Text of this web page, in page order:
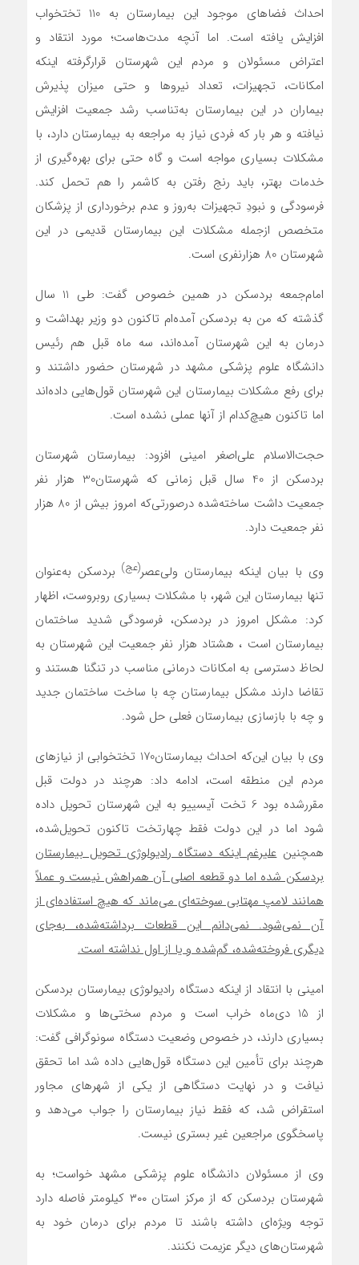
احداث فضاهای موجود این بیمارستان به 110 تختخواب
افزایش یافته است. اما آنچه مدت‌هاست؛ مورد انتقاد و
اعتراض مسئولان و مردم این شهرستان قرارگرفته این‏که
امکانات، تجهیزات، تعداد نیروها و حتی میزان پذیرش
بیماران در این بیمارستان به‌تناسب رشد جمعیت افزایش
نیافته و هر بار که فردی نیاز به مراجعه به بیمارستان دارد، با
مشکلات بسیاری مواجه است و گاه حتی برای بهره‌گیری از
خدمات بهتر، باید رنج رفتن به کاشمر را هم تحمل کند.
فرسودگی و نبودِ تجهیزات به‌روز و عدم برخورداری از پزشکان
متخصص ازجمله مشکلات این بیمارستان قدیمی در این
شهرستان 80 هزارنفری است.
امام‌جمعه بردسکن در همین خصوص گفت: طی 11 سال
گذشته که من به بردسکن آمده‌ام تاکنون دو وزیر بهداشت و
درمان به این شهرستان آمده‌اند، سه ماه قبل هم رئیس
دانشگاه علوم پزشکی مشهد در شهرستان حضور داشتند و
برای رفع مشکلات بیمارستان این شهرستان قول‌هایی داده‌اند
اما تاکنون هیچ‌کدام از آنها عملی نشده است.
حجت‌الاسلام علی‌اصغر امینی افزود: بیمارستان شهرستان
بردسکن از 40 سال قبل زمانی که شهرستان30 هزار نفر
جمعیت داشت ساخته‌شده درصورتی‌که امروز بیش از 80 هزار
نفر جمعیت دارد.
وی با بیان این‏که بیمارستان ولی‌عصر(عج) بردسكن به‌عنوان
تنها بيمارستان اين شهر، با مشكلات بسياری روبروست، اظهار
کرد: مشکل امروز در بردسکن، فرسودگی شدید ساختمان
بیمارستان است ، هشتاد هزار نفر جمعیت این شهرستان به
لحاظ دسترسی به امکانات درمانی مناسب در تنگنا هستند و
تقاضا دارند مشکل بیمارستان چه با ساخت ساختمان جدید
و چه با بازسازی بیمارستان فعلی حل شود.
وی با بیان این‌که احداث بیمارستان170 تختخوابی از نیازهای
مردم این منطقه است، ادامه داد: هرچند در دولت قبل
مقررشده بود 6 تخت آی‏سی‏یو به این شهرستان تحویل داده
شود اما در این دولت فقط چهارتخت تاکنون تحویل‌شده،
هم‏چنینعلی‏رغم این‏که دستگاه رادیولوژی تحویل بیمارستان
بردسکن شده اما دو قطعه اصلی آن همراهش نیست و عملاً
همانند لامپ مهتابی سوخته‌ای می‌ماند که هیچ استفاده‌ای از
آن نمی‌شود. نمی‌دانم این قطعات برداشته‌شده، به‌جای
دیگری فروخته‌شده، گم‌شده و یا از اول نداشته است.
امینی با انتقاد از این‏که دستگاه رادیولوژی بیمارستان بردسکن
از 15 دی‌ماه خراب است و مردم سختی‌ها و مشکلات
بسیاری دارند، در خصوص وضعیت دستگاه سونوگرافی گفت:
هرچند برای تأمین این دستگاه قول‌هایی داده شد اما تحقق
نیافت و در نهایت دستگاهی از یکی از شهرهای مجاور
استقراض شد، که فقط نیاز بیمارستان را جواب می‌دهد و
پاسخگوی مراجعین غیر بستری نیست.
وی از مسئولان دانشگاه علوم پزشکی مشهد خواست؛ به
شهرستان بردسکن که از مرکز استان ۳۰۰ کیلومتر فاصله دارد
توجه ویژه‌ای داشته باشند تا مردم برای درمان خود به
شهرستان‌های دیگر عزیمت نکنند.